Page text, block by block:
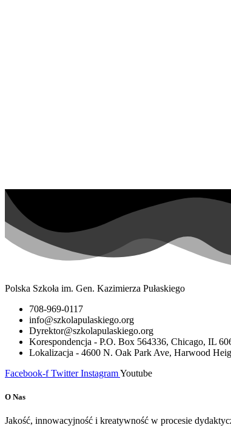
Polska Szkoła im. Gen. Kazimierza Pułaskiego
708-969-0117
info@szkolapulaskiego.org
Dyrektor@szkolapulaskiego.org
Korespondencja - P.O. Box 564336, Chicago, IL
Lokalizacja - 4600 N. Oak Park Ave, Harwood
Facebook-f Twitter InstagramYoutube
O Nas
Jakość, innowacyjność i kreatywność w procesie